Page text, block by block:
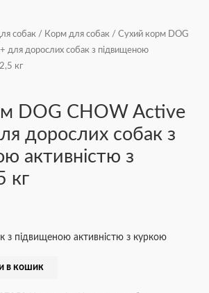
собак / Корм для собак / Сухий корм DOG
для дорослих собак з підвищеною
кг
DOG CHOW Active
дорослих собак з
активністю з
кг
з підвищеною активністю з куркою
в кошик